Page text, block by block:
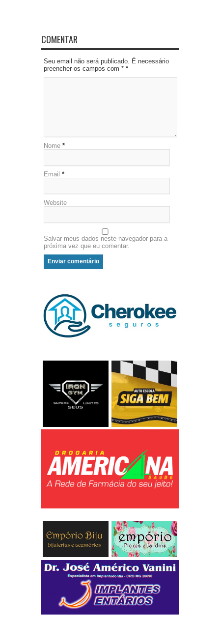
COMENTAR
Seu email não será publicado. É necessário
preencher os campos com * *
Nome *
Email *
Website
Salvar meus dados neste navegador para a
próxima vez que eu comentar.